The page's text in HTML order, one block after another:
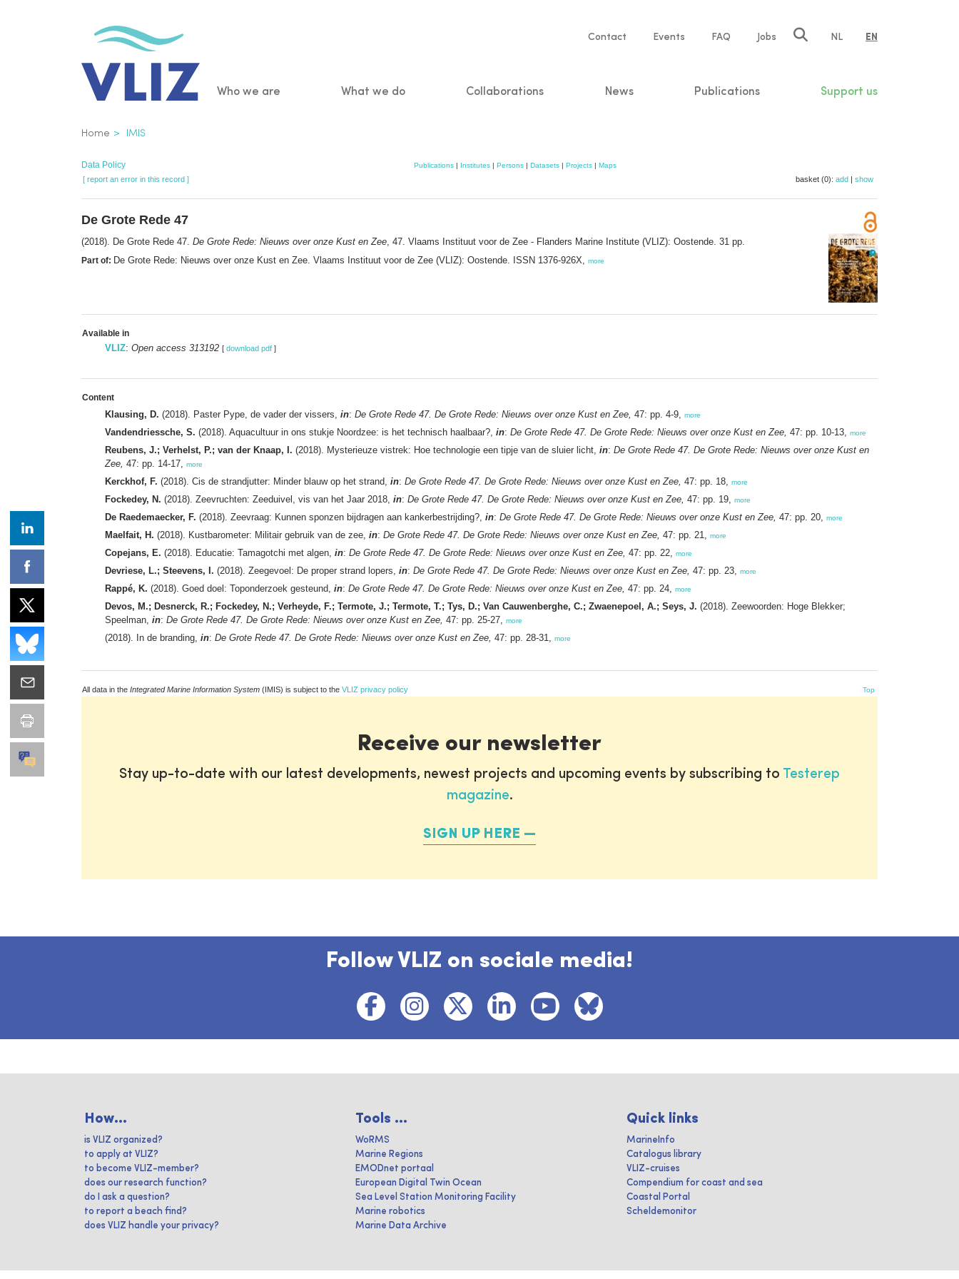
Service
Contact Events FAQ Jobs NL EN
Main
Who we are What we do Collaborations News Publications Support us
Breadcrumb
Home IMIS
Data Policy Publications | Institutes | Persons | Datasets | Projects | Maps
[ report an error in this record ] basket (0): add | show
De Grote Rede 47
(2018). De Grote Rede 47. De Grote Rede: Nieuws over onze Kust en Zee , 47. Vlaams Instituut voor de Zee - Flanders Marine Institute (VLIZ): Oostende. 31 pp.
Part of: De Grote Rede: Nieuws over onze Kust en Zee. Vlaams Instituut voor de Zee (VLIZ): Oostende. ISSN 1376-926X, more
Available in
VLIZ: Open access 313192 [ download pdf ]
Content
Klausing, D. (2018). Paster Pype, de vader der vissers, in: De Grote Rede 47. De Grote Rede: Nieuws over onze Kust en Zee, 47: pp. 4-9, more
Vandendriessche, S. (2018). Aquacultuur in ons stukje Noordzee: is het technisch haalbaar?, in: De Grote Rede 47. De Grote Rede: Nieuws over onze Kust en Zee, 47: pp. 10-13, more
Reubens, J.; Verhelst, P.; van der Knaap, I. (2018). Mysterieuze vistrek: Hoe technologie een tipje van de sluier licht, in: De Grote Rede 47. De Grote Rede: Nieuws over onze Kust en
Zee, 47: pp. 14-17, more
Kerckhof, F. (2018). Cis de strandjutter: Minder blauw op het strand, in: De Grote Rede 47. De Grote Rede: Nieuws over onze Kust en Zee, 47: pp. 18, more
Fockedey, N. (2018). Zeevruchten: Zeeduivel, vis van het Jaar 2018, in: De Grote Rede 47. De Grote Rede: Nieuws over onze Kust en Zee, 47: pp. 19, more
De Raedemaecker, F. (2018). Zeevraag: Kunnen sponzen bijdragen aan kankerbestrijding?, in: De Grote Rede 47. De Grote Rede: Nieuws over onze Kust en Zee, 47: pp. 20, more
Maelfait, H. (2018). Kustbarometer: Militair gebruik van de zee, in: De Grote Rede 47. De Grote Rede: Nieuws over onze Kust en Zee, 47: pp. 21, more
Copejans, E. (2018). Educatie: Tamagotchi met algen, in: De Grote Rede 47. De Grote Rede: Nieuws over onze Kust en Zee, 47: pp. 22, more
Devriese, L.; Steevens, I. (2018). Zeegevoel: De proper strand lopers, in: De Grote Rede 47. De Grote Rede: Nieuws over onze Kust en Zee, 47: pp. 23, more
Rappé, K. (2018). Goed doel: Toponderzoek gesteund, in: De Grote Rede 47. De Grote Rede: Nieuws over onze Kust en Zee, 47: pp. 24, more
Devos, M.; Desnerck, R.; Fockedey, N.; Verheyde, F.; Termote, J.; Termote, T.; Tys, D.; Van Cauwenberghe, C.; Zwaenepoel, A.; Seys, J. (2018). Zeewoorden: Hoge Blekker;
Speelman, in: De Grote Rede 47. De Grote Rede: Nieuws over onze Kust en Zee, 47: pp. 25-27, more
(2018). In de branding, in: De Grote Rede 47. De Grote Rede: Nieuws over onze Kust en Zee, 47: pp. 28-31, more
All data in the Integrated Marine Information System (IMIS) is subject to the VLIZ privacy policy Top
Receive our newsletter
Stay up-to-date with our latest developments, newest projects and upcoming events by subscribing to Testerep
magazine.
SIGN UP HERE
Follow VLIZ on sociale media!
How...
is VLIZ organized?
to apply at VLIZ?
to become VLIZ-member?
does our research function?
do I ask a question?
to report a beach find?
does VLIZ handle your privacy?
Tools ...
WoRMS
Marine Regions
EMODnet portaal
European Digital Twin Ocean
Sea Level Station Monitoring Facility
Marine robotics
Marine Data Archive
Quick links
MarineInfo
Catalogus library
VLIZ-cruises
Compendium for coast and sea
Coastal Portal
Scheldemonitor